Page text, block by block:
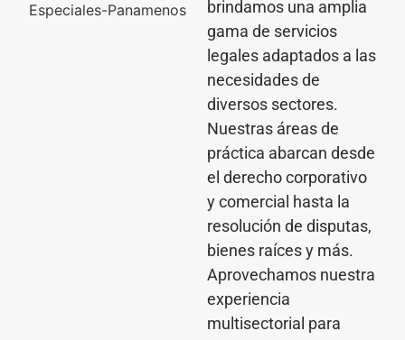
brindamos una amplia
gama de servicios
legales adaptados a las
necesidades de
diversos sectores.
Nuestras áreas de
práctica abarcan desde
el derecho corporativo
y comercial hasta la
resolución de disputas,
bienes raíces y más.
Aprovechamos nuestra
experiencia
multisectorial para